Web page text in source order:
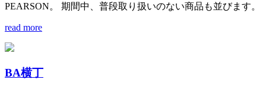
PEARSON。 期間中、普段取り扱いのない商品も並びます。
read more
BA横丁